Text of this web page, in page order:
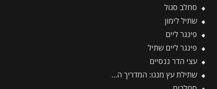
סחלב סגול
שתיל לימון
פינגר ליים
פינגר ליים שתיל
עצי הדר ננסיים
שתילת עץ מנגו: המדריך המקצועי שלב אחר שלב לקליטה מושלמת בגינה